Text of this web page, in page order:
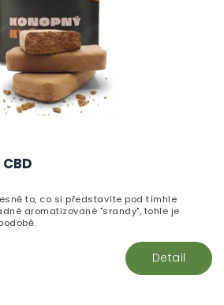
Detail
to, co si představíte pod tímhle
aromatizované "srandy", tohle je